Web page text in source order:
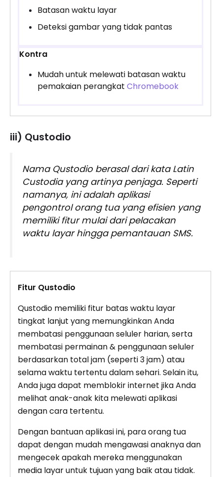
Batasan waktu layar
Deteksi gambar yang tidak pantas
Kontra
Mudah untuk melewati batasan waktu
pemakaian perangkat Chromebook
iii) Qustodio
Nama Qustodio berasal dari kata Latin
Custodia yang artinya penjaga. Seperti
namanya, ini adalah aplikasi
pengontrol orang tua yang efisien yang
memiliki fitur mulai dari pelacakan
waktu layar hingga pemantauan SMS.
Fitur Qustodio
Qustodio memiliki fitur batas waktu layar
tingkat lanjut yang memungkinkan Anda
membatasi penggunaan seluler harian, serta
membatasi permainan & penggunaan seluler
berdasarkan total jam (seperti 3 jam) atau
selama waktu tertentu dalam sehari. Selain itu,
Anda juga dapat memblokir internet jika Anda
melihat anak-anak kita melewati aplikasi
dengan cara tertentu.
Dengan bantuan aplikasi ini, para orang tua
dapat dengan mudah mengawasi anaknya dan
mengecek apakah mereka menggunakan
media layar untuk tujuan yang baik atau tidak.